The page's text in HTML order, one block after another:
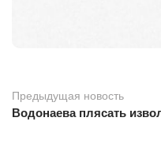
Предыдущая новость
Водонаева плясать